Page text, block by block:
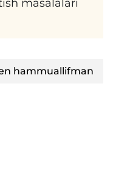
masalalari
hammuallifman